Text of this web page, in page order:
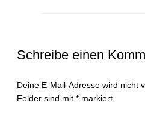
Schreibe einen
Deine E-Mail-Adresse wird nicht
Felder sind mit * markiert